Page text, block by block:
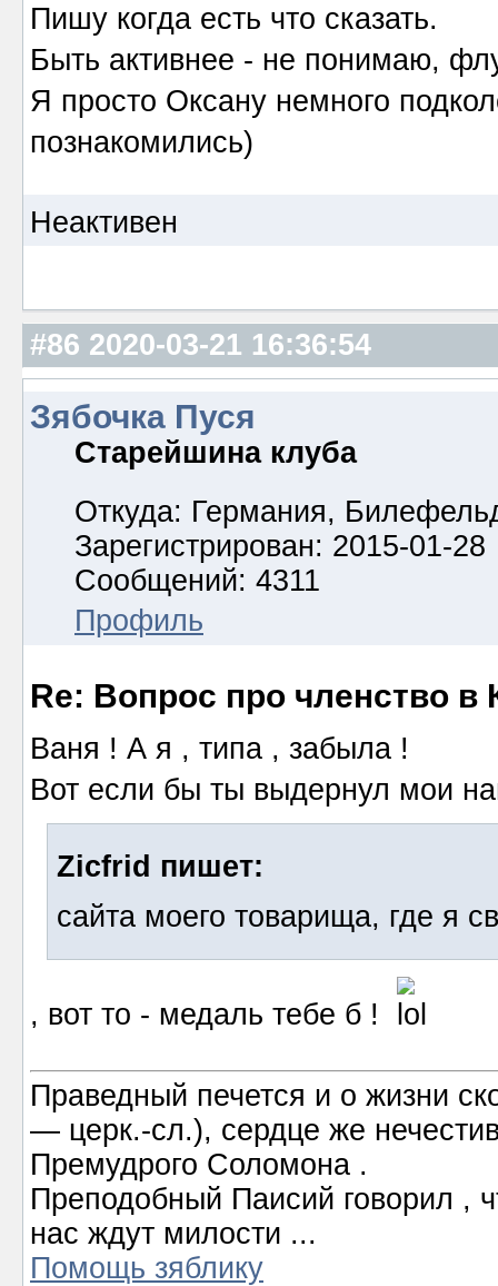
Пишу когда есть что сказать.
Быть активнее - не понимаю,
Я просто Оксану немного
познакомились)
Неактивен
#86 2020-03-21 16:36:54
Зябочка Пуся
Старейшина клуба
Откуда: Германия,
Зарегистрирован: 2015-01-28
Сообщений: 4311
Профиль
Re: Вопрос про членство в
Ваня ! А я , типа , забыла !
Вот если бы ты выдернул мои
Zicfrid пишет:
сайта моего товарища, где я
, вот то - медаль тебе б !
Праведный печется и о жизни
― церк.-сл.), сердце же
Премудрого Соломона .
Преподобный Паисий говорил ,
нас ждут милости ...
Помощь зяблику